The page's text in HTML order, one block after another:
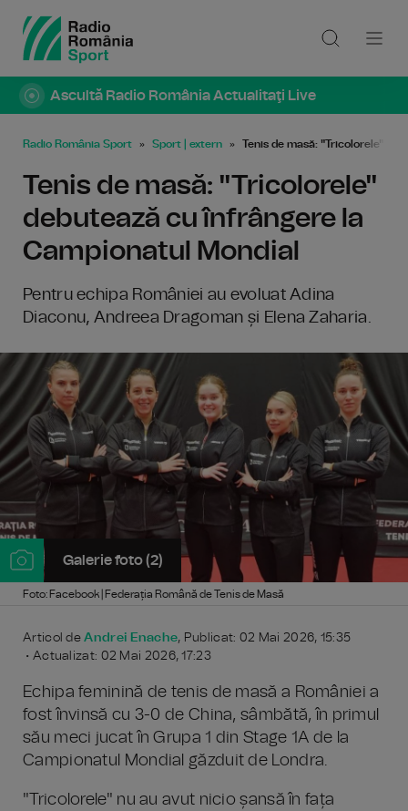
Ascultă Radio România Actualitaţi Live
Radio România Sport Sport | extern Tenis de masă: "Tricolorele"
Tenis de masă: "Tricolorele"
debutează cu înfrângere la
Campionatul Mondial
Pentru echipa României au evoluat Adina
Diaconu, Andreea Dragoman și Elena Zaharia.
Galerie foto (2)
Foto: Facebook | Federația Română de Tenis de Masă
Articol deAndrei Enache, Publicat: 02 Mai 2026, 15:35
• Actualizat: 02 Mai 2026, 17:23
Echipa feminină de tenis de masă a României a
fost învinsă cu 3-0 de China, sâmbătă, în primul
său meci jucat în Grupa 1 din Stage 1A de la
Campionatul Mondial găzduit de Londra.
"Tricolorele" nu au avut nicio șansă în fața